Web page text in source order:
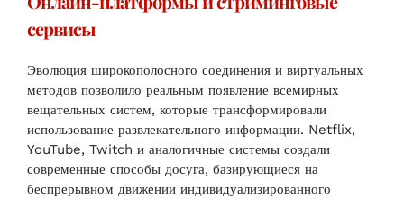
сервисы
Эволюция широкополосного соединения и виртуальных
методов позволило реальным появление всемирных
вещательных систем, которые трансформировали
использование развлекательного информации. Netflix,
YouTube, Twitch и аналогичные системы создали
современные способы досуга, базирующиеся на
беспрерывном движении индивидуализированного